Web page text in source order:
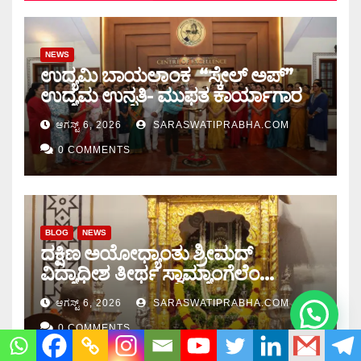
NEWS
ಉದ್ಯಮಿ ಬಾಯಲಾಂಕ “ಸ್ಕೇಲ್ ಅಪ್”
ಉದ್ಯಮ ಉನ್ನತಿ- ಮುಫತ ಕಾರ್ಯಾಗಾರ
ಆಗಸ್ಟ್ 6, 2026 SARASWATIPRABHA.COM
0 COMMENTS
BLOG NEWS
ದಕ್ಷಿಣ ಅಯೋಧ್ಯಾಂತು ಶ್ರೀಮದ್
ವಿದ್ಯಾಧೀಶ ತೀರ್ಥ ಸ್ವಾಮ್ಯಾಂಗೆಲೆಂ
ಚಾತುರ್ಮಾಸ ಆರಂಭ
ಆಗಸ್ಟ್ 6, 2026 SARASWATIPRABHA.COM
0 COMMENTS